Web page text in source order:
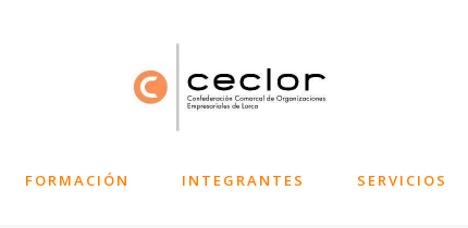
FORMACIÓN INTEGRANTES SERVICIOS